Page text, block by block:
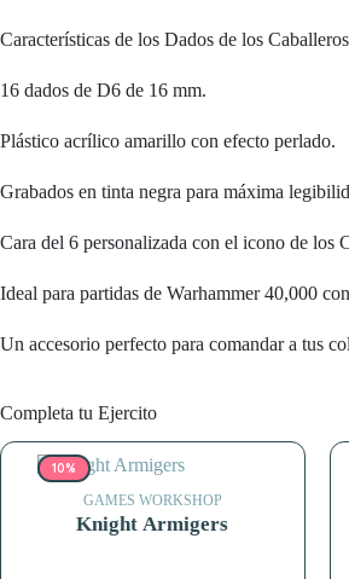
Características de los Dados de los
16 dados de D6 de 16 mm.
Plástico acrílico amarillo con efecto perlado.
Grabados en tinta negra para máxima
Cara del 6 personalizada con el icono de los
Ideal para partidas de Warhammer 40,000
Un accesorio perfecto para comandar a tus
Completa tu Ejercito
10%
GAMES WORKSHOP
Knight Armigers